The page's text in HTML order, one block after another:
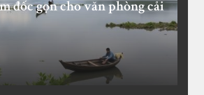
đốc gọn cho văn phòng cải